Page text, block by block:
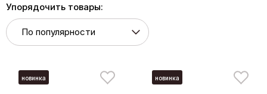
Упорядочить товары:
новинка новинка